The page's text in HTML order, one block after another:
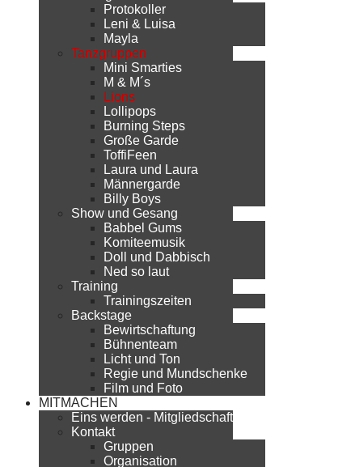
Protokoller
Leni & Luisa
Mayla
Tanzgruppen
Mini Smarties
M & M´s
Lions
Lollipops
Burning Steps
Große Garde
ToffiFeen
Laura und Laura
Männergarde
Billy Boys
Show und Gesang
Babbel Gums
Komiteemusik
Doll und Dabbisch
Ned so laut
Training
Trainingszeiten
Backstage
Bewirtschaftung
Bühnenteam
Licht und Ton
Regie und Mundschenke
Film und Foto
MITMACHEN
Eins werden - Mitgliedschaft
Kontakt
Gruppen
Organisation